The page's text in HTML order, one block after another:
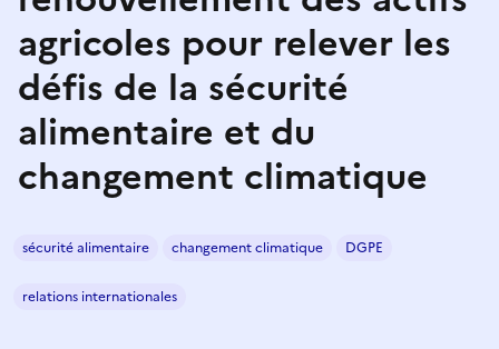
agricoles pour relever les
défis de la sécurité
alimentaire et du
changement climatique
sécurité alimentaire changement climatique DGPE
relations internationales